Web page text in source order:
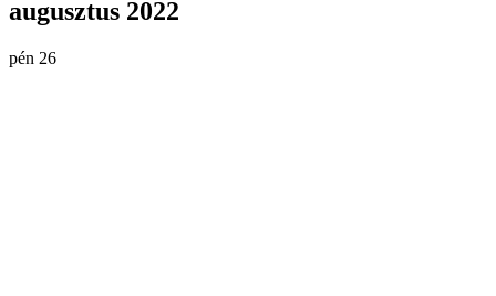
augusztus 2022
pén 26